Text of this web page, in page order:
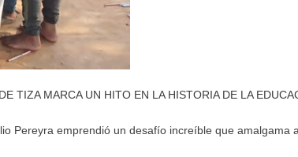
TIZA MARCA UN HITO EN LA HISTORIA DE LA
Pereyra emprendió un desafío increíble que amalgama